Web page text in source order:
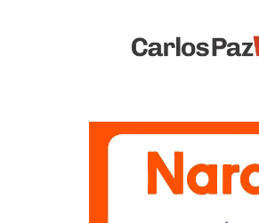
Vivo